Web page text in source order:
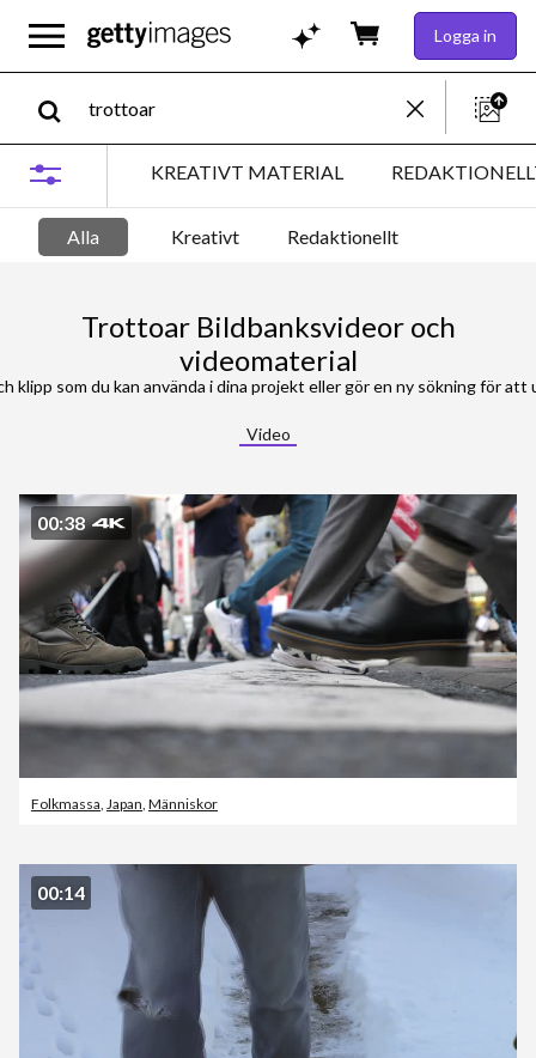
Logga in
KREATIVT MATERIAL
Alla Kreativt Redaktionellt
Trottoar Bildbanksvideor och
videomaterial
klipp som du kan använda i dina projekt eller gör en ny sökning för att
Video
00:38
Folkmassa Japan Människor
00:14